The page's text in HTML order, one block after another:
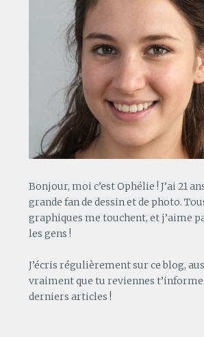
Bonjour, moi c’est Ophélie ! J’ai 21
grande fan de dessin et de photo.
graphiques me touchent, et j’aime
les gens !
J’écris régulièrement sur ce blog,
vraiment que tu reviennes
derniers articles !